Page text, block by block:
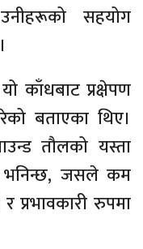
सहयोग
काँधबाट प्रक्षेपण
बताएका थिए।
तौलको यस्ता
भनिन्छ, जसले कम
प्रभावकारी रुपमा